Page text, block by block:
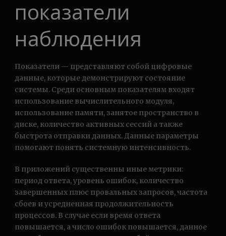
показатели
наблюдения
Показатели — представляют собой цифровые
данные, которые демонстрируют состояние
системы. Среди основным показателям входят
использование вычислительного модуля,
использование памяти, занятое пространство в
диске, количество активных сессий а также
быстрота отправки данных. Данные параметры
помогают понять системную интенсивность.
В приложений существенны иные метрики:
период ответа, уровень ошибок, количество
завершенных плюс провальных запросов, частота
сбоев и усредненная продолжительность
процессов. В случае если время ответа
повышается, а число ошибок повышается, данное